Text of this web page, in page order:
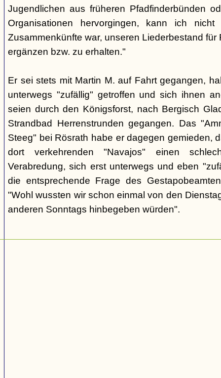
Jugendlichen aus früheren Pfadfinderbünden
Organisationen hervorgingen, kann ich
Zusammenkünfte war, unseren Liederbestand
ergänzen bzw. zu erhalten."
Er sei stets mit Martin M. auf Fahrt gegangen,
unterwegs "zufällig" getroffen und sich ihnen
seien durch den Königsforst, nach Bergisch
Strandbad Herrenstrunden gegangen. Das
Steeg" bei Rösrath habe er dagegen gemieden,
dort verkehrenden "Navajos" einen
Verabredung, sich erst unterwegs und eben
die entsprechende Frage des
"Wohl wussten wir schon einmal von den
anderen Sonntags hinbegeben würden".